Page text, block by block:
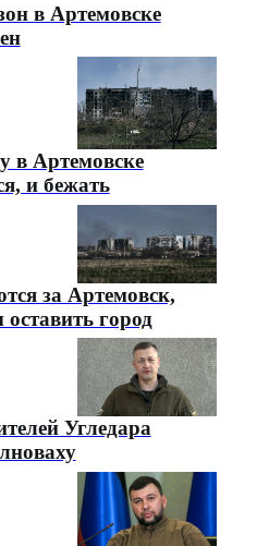
в Артемовске
в Артемовске
и бежать
за Артемовск,
город
Угледара